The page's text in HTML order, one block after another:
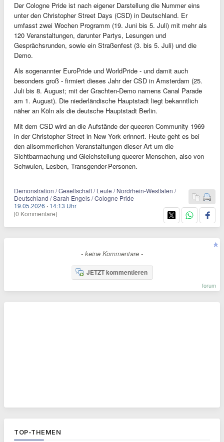
Der Cologne Pride ist nach eigener Darstellung die Nummer eins
unter den Christopher Street Days (CSD) in Deutschland. Er
umfasst zwei Wochen Programm (19. Juni bis 5. Juli) mit mehr als
120 Veranstaltungen, darunter Partys, Lesungen und
Gesprächsrunden, sowie ein Straßenfest (3. bis 5. Juli) und die
Demo.
Als sogenannter EuroPride und WorldPride - und damit auch
besonders groß - firmiert dieses Jahr der CSD in Amsterdam (25.
Juli bis 8. August; mit der Grachten-Demo namens Canal Parade
am 1. August). Die niederländische Hauptstadt liegt bekanntlich
näher an Köln als die deutsche Hauptstadt Berlin.
Mit dem CSD wird an die Aufstände der queeren Community 1969
in der Christopher Street in New York erinnert. Heute geht es bei
den allsommerlichen Veranstaltungen dieser Art um die
Sichtbarmachung und Gleichstellung queerer Menschen, also von
Schwulen, Lesben, Transgender-Personen.
Demonstration / Gesellschaft / Leute / Nordrhein-Westfalen /
Deutschland / Sarah Engels / Cologne Pride
19.05.2026 · 14:13 Uhr
[0 Kommentare]
- keine Kommentare -
JETZT kommentieren
forum
TOP-THEMEN